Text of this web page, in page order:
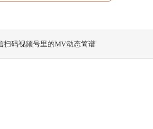
扫码视频号里的MV动态简谱